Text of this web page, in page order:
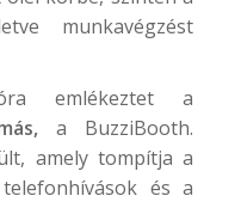
munkavégzést
emlékeztet a
a BuzziBooth.
amely tompítja a
és a